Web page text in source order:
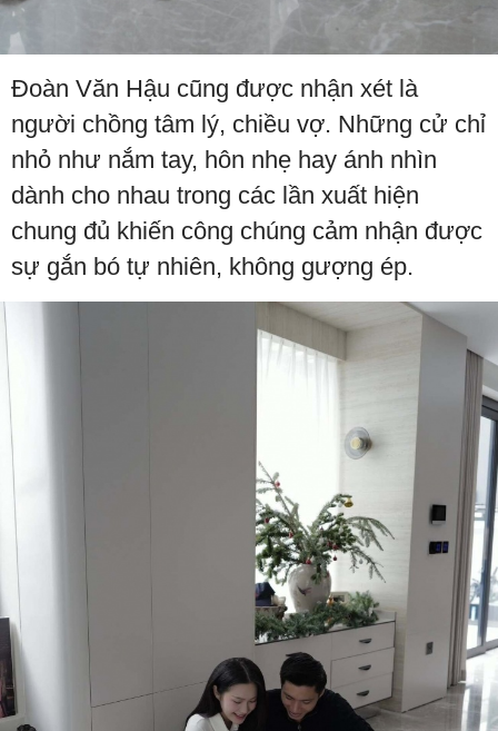
Đoàn Văn Hậu cũng được nhận xét là
người chồng tâm lý, chiều vợ. Những cử chỉ
nhỏ như nắm tay, hôn nhẹ hay ánh nhìn
dành cho nhau trong các lần xuất hiện
chung đủ khiến công chúng cảm nhận được
sự gắn bó tự nhiên, không gượng ép.